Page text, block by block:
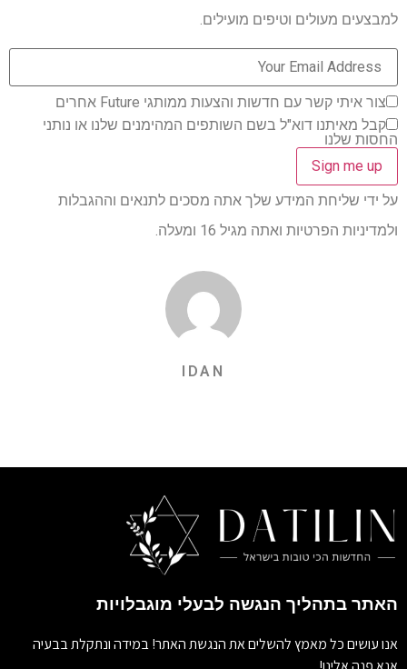
למבצעים מעולים וטיפים מועילים.
צור איתי קשר עם חדשות והצעות ממותגי Future אחרים
קבל מאיתנו דוא"ל בשם השותפים המהימנים שלנו או נותני
החסות שלנו
על ידי שליחת המידע שלך אתה מסכים לתנאים וההגבלות
ולמדיניות הפרטיות ואתה מגיל 16 ומעלה.
IDAN
האתר בתהליך הנגשה לבעלי מוגבלויות
אנו עושים כל מאמץ להשלים את הנגשת האתר! במידה ונתקלת בבעיה